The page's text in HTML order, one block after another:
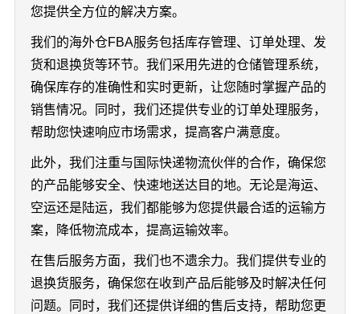
您提供全方位的解决方案。
我们的海外仓FBA服务包括库存管理、订单处理、发
货和退换货等环节。我们采用先进的仓储管理系统，
确保库存的准确性和实时更新，让您随时掌握产品的
销售情况。同时，我们还提供专业的订单处理服务，
帮助您快速响应市场需求，提高客户满意度。
此外，我们注重与国际快递物流伙伴的合作，确保您
的产品能够安全、快速地送达目的地。无论是海运、
空运还是陆运，我们都能够为您提供最合适的运输方
案，降低物流成本，提高运输效率。
在售后服务方面，我们也不遗余力。我们提供专业的
退换货服务，确保您在收到产品后能够及时解决任何
问题。同时，我们还提供详细的售后支持，帮助您更